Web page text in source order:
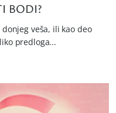
BODI?
veša, ili kao deo
predloga...